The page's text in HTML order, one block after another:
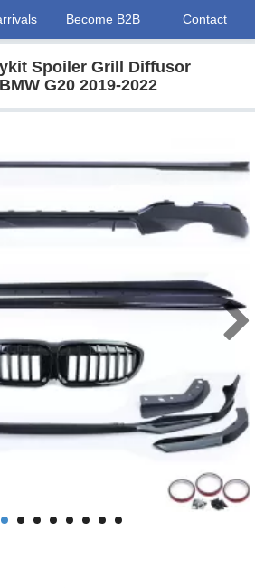
Become B2B Contact
Spoiler Grill Diffusor
G20 2019-2022